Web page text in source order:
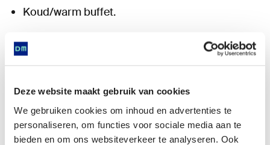
Deze website maakt gebruik van cookies
We gebruiken cookies om inhoud en advertenties te
personaliseren, om functies voor sociale media aan te
bieden en om ons websiteverkeer te analyseren. Ook
Koud/warm buffet.
Combineer jouw feest met een bezoek aan onze
tentoonstelling, het Nijsinghhuis of een
wandeling door de tuin. Een rondleiding met een